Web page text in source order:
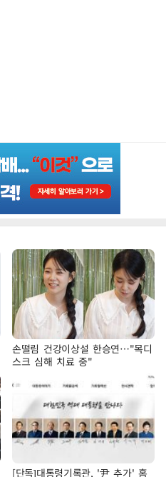
손떨림 건강이상설 한승연…"목디
스크 심해 치료 중"
[단독]대통령기록관, '尹 추가' 홈